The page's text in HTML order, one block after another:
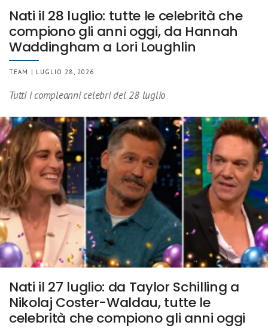
Nati il 28 luglio: tutte le celebrità che
compiono gli anni oggi, da Hannah
Waddingham a Lori Loughlin
TEAM | LUGLIO 28, 2026
Tutti i compleanni celebri del 28 luglio
Nati il 27 luglio: da Taylor Schilling a
Nikolaj Coster-Waldau, tutte le
celebrità che compiono gli anni oggi